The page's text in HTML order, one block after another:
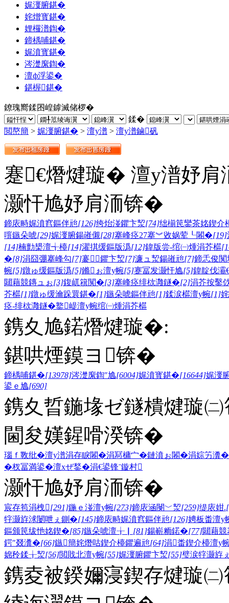
娓濅腑鍖�
姹熷寳鍖�
娌欏潽鍧�
鍗楀哺鍖�
娓濆寳鍖�
涔濋緳鍧�
澶ф浮鍙�
鍖楃鍖�
鐐瑰嚮鍒囨崲鎼滅储椤�
鍒�
閲嶅簡 > 娓濅腑鍖� > 澶у潽 > 澶у潽鏀矾
蹇€熸煡璇� 澶у潽妤
灏忓尯妤肩洏锛�
鍗庡畤娓濆窞鏂伴兘[126]绔炲湴鑺卞洯[74]绌椾笢鑾茶姳鍥介
噾鏃朵唬[29]娓濅腑鍚嶉儭[28]搴峰痉27搴︾敓娲荤┖闂�[19]
[14]楠勯槼澶╅檯[14]濯掑缓鏂版潙[12]鍏版尝-绾㈠煄涓芥櫙
�[8]涓囧弸搴峰勾[7]褰鑺卞洯[7]濂ュ洯鍚嶉兘[7]鍗忎俊
帵[5]鐓ゅ缓鏂版潙[5]鏅ぉ澶у帵[5]蹇冨发灏忓尯[5]鍏靛伐
閮藉競鏄ュぉ[3]鍑屼簯闃�[3]搴峰痉绯栨灉鐩�[2]涓芥按鑿
芥櫙[1]鐓ゅ缓瀹跺睘鍖�[1]鏃朵唬鏂伴兘[1]鍒涙櫙澶у帵[1]
痉-绯栨灉鐩�鐜崼澶у帵绾㈠煄涓芥櫙
鎸夊尯鍩熸煡璇�:
鍖哄煙鏌ヨ锛�
鍗楀哺鍖�[13978]涔濋緳鍧″尯[6004]娓濆寳鍖�[16644]娓濅
鍙ｅ尯[690]
鎸夊晢鍦堟ゼ鐩樻煡璇
閫夋嫨鍟嗗湀锛�
瑙ｆ斁纰�澶у潽涓存睙闂�涓冩槦宀�鏈濆ぉ闂�涓婃竻瀵�
�杈冨満鍙�澶хぜ鍫�涓€鍙锋ˉ鏇村
灏忓尯妤肩洏锛�
宸存笣涓栧[291]鍦ｅ湴澶у帵[273]鍗庡涵閿﹀洯[259]缇庡姏.
牸灏斿浗闄呭ぇ鍘�[145]鍗庡畤娓濆窞鏂伴兘[126]娉板畨澶у
鏂颁笢绂忚姳鍥�[85]鏃朵唬澶╁▏ [81]鍚嶄粫鍩�[77]閮藉
鍔″叕瀵�[66]鏃簡姹熸咕鍥介檯鑺遍兘[64]涓畨鍥介檯澶у
婂矝鍒╁洯[56]閲戝北澶у帵[55]娓濅腑鑺卞洯[55]璧涙牸灏斿
鎸夌被鍨嬭寖鍥存煡璇